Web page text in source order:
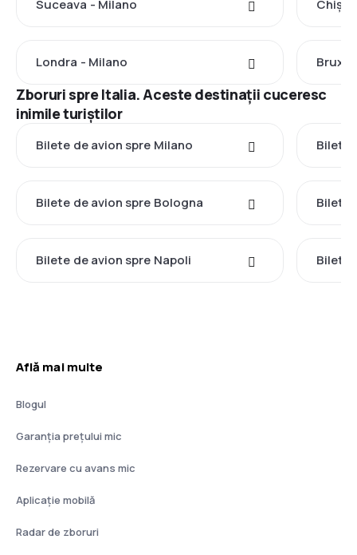
Suceava - Milano
Londra - Milano
Zboruri spre Italia. Aceste destinații cuceresc
inimile turiștilor
Bilete de avion spre Milano Bilete
Bilete de avion spre Bologna Bilete
Bilete de avion spre Napoli Bilete
Află mai multe
Blogul
Garanția prețului mic
Rezervare cu avans mic
Aplicație mobilă
Radar de zboruri